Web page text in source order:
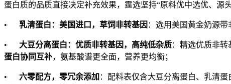
蛋白质的品质直接决定补充效果，霆选坚持“原料优中选优、源
• 乳清蛋白：美国进口，草饲非转基因 ：选用美国黄金奶源
• 大豆分离蛋白：优质非转基因，高纯低杂质：精选优质非
蛋白协同互补，氨基酸谱更全面，营养更均衡；
• 六零配方，零冗余添加 ：配料表仅含大豆分离蛋白、乳清